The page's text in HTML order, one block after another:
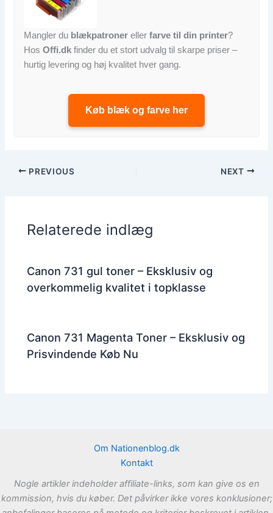
Mangler du blækpatroner ellerfarve til din printer?
HosOffi.dk finder du et stort udvalg til skarpe priser –
hurtig levering og høj kvalitet hver gang.
Køb blæk og farve her
PREVIOUS NEXT
Relaterede indlæg
Canon 731 gul toner – Eksklusiv og
overkommelig kvalitet i topklasse
Canon 731 Magenta Toner – Eksklusiv og
Prisvindende Køb Nu
Om Nationenblog.dk
Kontakt
Nogle artikler indeholder affiliate-links, som kan give os en
kommission, hvis du køber. Det påvirker ikke vores konklusioner;